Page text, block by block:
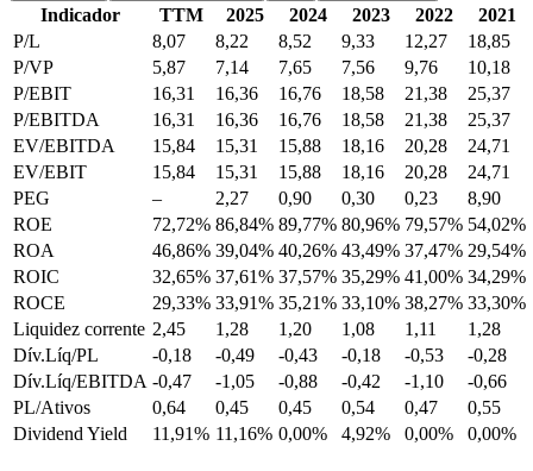
Indicador TTM 2025 2024 2023 2022
2021
P/L
8,07 8,22 8,52 9,33 12,27
18,85
P/VP
5,87 7,14 7,65 7,56 9,76
10,18
P/EBIT
16,31 16,36 16,76 18,58 21,38
25,37
P/EBITDA
16,31 16,36 16,76 18,58 21,38
25,37
EV/EBITDA
15,84 15,31 15,88 18,16 20,28
24,71
EV/EBIT
15,84 15,31 15,88 18,16 20,28
24,71
PEG
– 2,27 0,90 0,30 0,23
8,90
ROE
72,72% 86,84% 89,77% 80,96% 79,57% 54,02%
ROA
46,86% 39,04% 40,26% 43,49% 37,47% 29,54%
ROIC
32,65% 37,61% 37,57% 35,29% 41,00% 34,29%
ROCE
29,33% 33,91% 35,21% 33,10% 38,27% 33,30%
Liquidez corrente 2,45 1,28 1,20 1,08 1,11
1,28
Dív.Líq/PL
-0,18 -0,49 -0,43 -0,18 -0,53
-0,28
Dív.Líq/EBITDA -0,47 -1,05 -0,88 -0,42 -1,10
-0,66
PL/Ativos
0,64 0,45 0,45 0,54 0,47
0,55
Dividend Yield
11,91% 11,16% 0,00% 4,92% 0,00% 0,00%